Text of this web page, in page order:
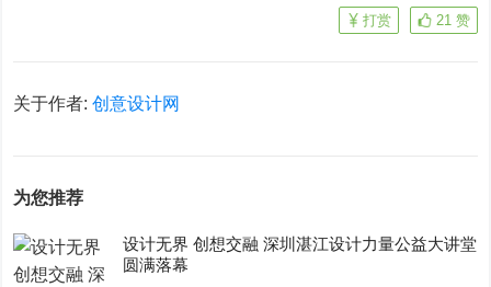
21 赞
打赏
关于作者:创意设计网
为您推荐
设计无界 创想交融 深圳湛江设计力量公益大讲堂
圆满落幕